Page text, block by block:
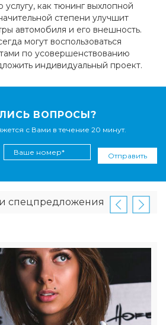
услугу, как тюнинг выхлопной
степени улучшит
автомобиля и его внешность.
могут воспользоваться
по усовершенствованию
индивидуальный проект.
ВОПРОСЫ?
с Вами в течение 20 минут.
Отправить
спецпредложения